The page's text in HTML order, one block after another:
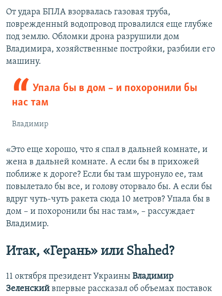
От удара БПЛА взорвалась газовая труба,
поврежденный водопровод провалился еще глубже
под землю. Обломки дрона разрушили дом
Владимира, хозяйственные постройки, разбили его
машину.
Упала бы в дом – и похоронили бы
нас там
Владимир
«Это еще хорошо, что я спал в дальней комнате, и
жена в дальней комнате. А если бы в прихожей
поближе к дороге? Если бы там шуронуло ее, там
повылетало бы все, и голову оторвало бы. А если бы
вдруг чуть-чуть ракета сюда 10 метров? Упала бы в
дом – и похоронили бы нас там», – рассуждает
Владимир.
Итак, «Герань» или Shahed?
11 октября президент Украины Владимир
Зеленский впервые рассказал об объемах поставок